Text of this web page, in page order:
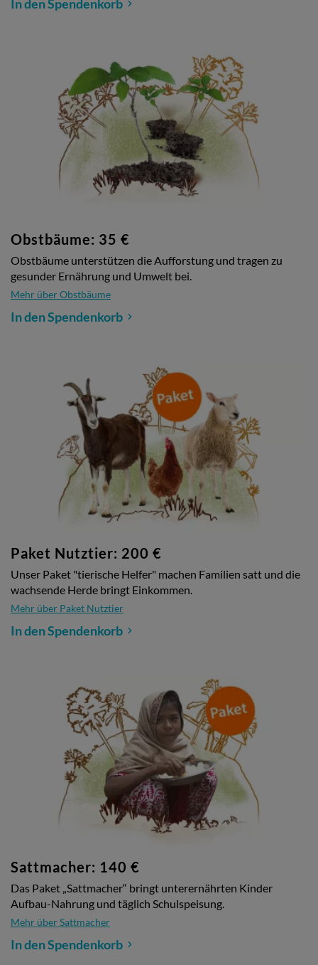
In den Spendenkorb
Obstbäume: 35 €
Obstbäume unterstützen die Aufforstung und tragen zu
gesunder Ernährung und Umwelt bei.
Mehr über Obstbäume
In den Spendenkorb
Paket Nutztier: 200 €
Unser Paket "tierische Helfer" machen Familien satt und die
wachsende Herde bringt Einkommen.
Mehr über Paket Nutztier
In den Spendenkorb
Sattmacher: 140 €
Das Paket „Sattmacher“ bringt unterernährten Kinder
Aufbau-Nahrung und täglich Schulspeisung.
Mehr über Sattmacher
In den Spendenkorb